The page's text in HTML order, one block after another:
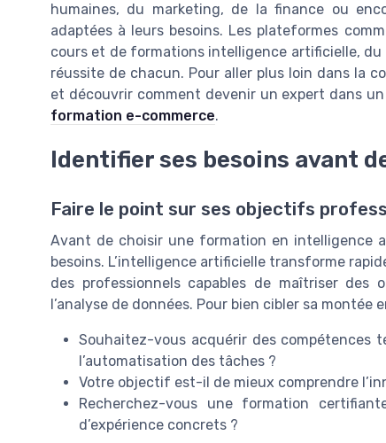
humaines, du marketing, de la finance ou
adaptées à leurs besoins. Les plateformes
cours et de formations intelligence artificielle,
réussite de chacun. Pour aller plus loin dans la
et découvrir comment devenir un expert dans
formation e-commerce.
Identifier ses besoins avant
Faire le point sur ses objectifs
Avant de choisir une formation en intelligence
besoins. L’intelligence artificielle transforme
des professionnels capables de maîtriser des
l’analyse de données. Pour bien cibler sa
Souhaitez-vous acquérir des compétences
l’automatisation des tâches ?
Votre objectif est-il de mieux comprendre
Recherchez-vous une formation
d’expérience concrets ?